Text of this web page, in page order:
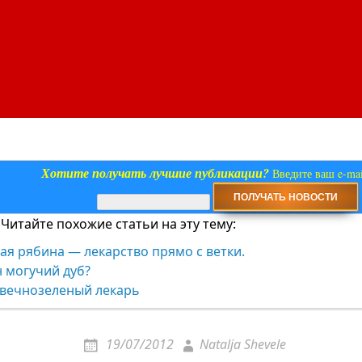
Хотите получать лучшие публикации? Введите ваш e-
Читайте похожие статьи на эту тему:
рябина — лекарство прямо с ветки.
дуб?
лекарь
19/07/2012 Natalja Shevele